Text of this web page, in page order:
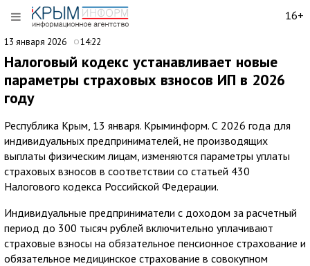
16+
13 января 2026 14:22
Налоговый кодекс устанавливает новые
параметры страховых взносов ИП в 2026
году
Республика Крым, 13 января. Крыминформ. С 2026 года для
индивидуальных предпринимателей, не производящих
выплаты физическим лицам, изменяются параметры уплаты
страховых взносов в соответствии со статьей 430
Налогового кодекса Российской Федерации.
Индивидуальные предприниматели с доходом за расчетный
период до 300 тысяч рублей включительно уплачивают
страховые взносы на обязательное пенсионное страхование и
обязательное медицинское страхование в совокупном